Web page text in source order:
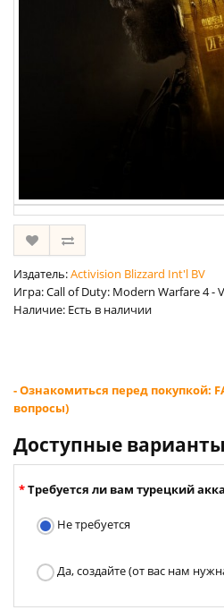
Издатель:Activision Blizzard Int'l BV
Игра: Call of Duty: Modern Warfare 4 -
Наличие: Есть в наличии
- Ознакомиться перед покупкой:
вопросы)
Доступные варианты
Требуется ли вам турецкий
Не требуется
Да, создайте (от вас нам